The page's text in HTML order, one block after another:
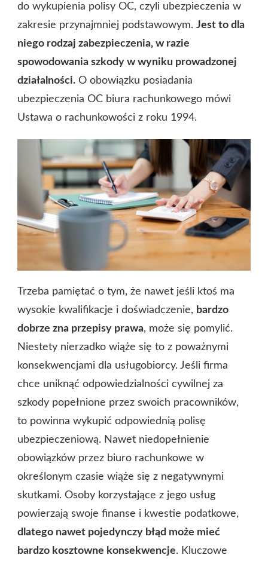
do wykupienia polisy OC, czyli ubezpieczenia w
zakresie przynajmniej podstawowym. Jest to dla
niego rodzaj zabezpieczenia, w razie
spowodowania szkody w wyniku prowadzonej
działalności. O obowiązku posiadania
ubezpieczenia OC biura rachunkowego mówi
Ustawa o rachunkowości z roku 1994.
Trzeba pamiętać o tym, że nawet jeśli ktoś ma
wysokie kwalifikacje i doświadczenie, bardzo
dobrze zna przepisy prawa, może się pomylić.
Niestety nierzadko wiąże się to z poważnymi
konsekwencjami dla usługobiorcy. Jeśli firma
chce uniknąć odpowiedzialności cywilnej za
szkody popełnione przez swoich pracowników,
to powinna wykupić odpowiednią polisę
ubezpieczeniową. Nawet niedopełnienie
obowiązków przez biuro rachunkowe w
określonym czasie wiąże się z negatywnymi
skutkami. Osoby korzystające z jego usług
powierzają swoje finanse i kwestie podatkowe,
dlatego nawet pojedynczy błąd może mieć
bardzo kosztowne konsekwencje. Kluczowe